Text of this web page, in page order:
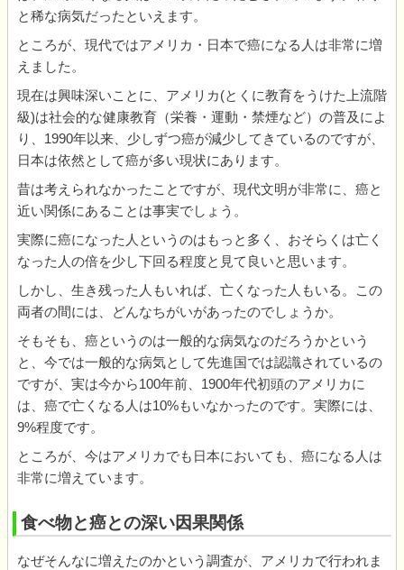
と稀な病気だったといえます。
ところが、現代ではアメリカ・日本で癌になる人は非常に増
えました。
現在は興味深いことに、アメリカ(とくに教育をうけた上流階
級)は社会的な健康教育（栄養・運動・禁煙など）の普及によ
り、1990年以来、少しずつ癌が減少してきているのですが、
日本は依然として癌が多い現状にあります。
昔は考えられなかったことですが、現代文明が非常に、癌と
近い関係にあることは事実でしょう。
実際に癌になった人というのはもっと多く、おそらくは亡く
なった人の倍を少し下回る程度と見て良いと思います。
しかし、生き残った人もいれば、亡くなった人もいる。この
両者の間には、どんなちがいがあったのでしょうか。
そもそも、癌というのは一般的な病気なのだろうかという
と、今では一般的な病気として先進国では認識されているの
ですが、実は今から100年前、1900年代初頭のアメリカに
は、癌で亡くなる人は10%もいなかったのです。実際には、
9%程度です。
ところが、今はアメリカでも日本においても、癌になる人は
非常に増えています。
食べ物と癌との深い因果関係
なぜそんなに増えたのかという調査が、アメリカで行われま